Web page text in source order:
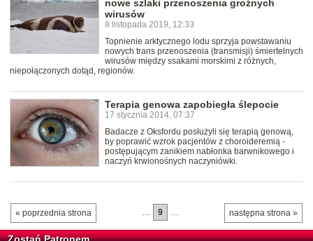
nowe szlaki przenoszenia groźnych
wirusów
8 listopada 2019, 12:33
Topnienie arktycznego lodu sprzyja powstawaniu
nowych trans przenoszenia (transmisji) śmiertelnych
wirusów między ssakami morskimi z różnych,
niepołączonych dotąd, regionów.
Terapia genowa zapobiegła ślepocie
17 stycznia 2014, 07:37
Badacze z Oksfordu posłużyli się terapią genową,
by poprawić wzrok pacjentów z choroideremią -
postępującym zanikiem nabłonka barwnikowego i
naczyń krwionośnych naczyniówki.
« poprzednia strona następna strona »
… 9 …